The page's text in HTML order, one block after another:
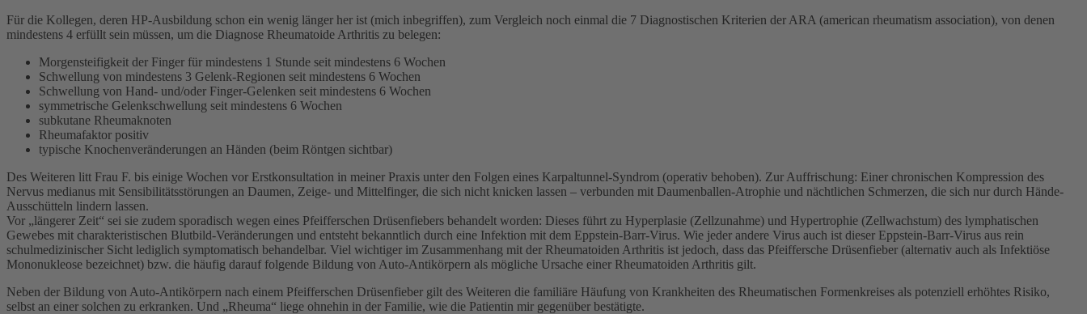
Für die Kollegen, deren HP-Ausbildung schon ein wenig länger her ist (mich inbegriffen), zum Vergleich noch einmal die 7 Diagnostischen Kriterien der ARA (american rheumatism association), von denen
mindestens 4 erfüllt sein müssen, um die Diagnose Rheumatoide Arthritis zu belegen:
Morgensteifigkeit der Finger für mindestens 1 Stunde seit mindestens 6 Wochen
Schwellung von mindestens 3 Gelenk-Regionen seit mindestens 6 Wochen
Schwellung von Hand- und/oder Finger-Gelenken seit mindestens 6 Wochen
symmetrische Gelenkschwellung seit mindestens 6 Wochen
subkutane Rheumaknoten
Rheumafaktor positiv
typische Knochenveränderungen an Händen (beim Röntgen sichtbar)
Des Weiteren litt Frau F. bis einige Wochen vor Erstkonsultation in meiner Praxis unter den Folgen eines Karpaltunnel-Syndrom (operativ behoben). Zur Auffrischung: Einer chronischen Kompression des
Nervus medianus mit Sensibilitätsstörungen an Daumen, Zeige- und Mittelfinger, die sich nicht knicken lassen – verbunden mit Daumenballen-Atrophie und nächtlichen Schmerzen, die sich nur durch Hände-
Ausschütteln lindern lassen.
Vor „längerer Zeit“ sei sie zudem sporadisch wegen eines Pfeifferschen Drüsenfiebers behandelt worden: Dieses führt zu Hyperplasie (Zellzunahme) und Hypertrophie (Zellwachstum) des lymphatischen
Gewebes mit charakteristischen Blutbild-Veränderungen und entsteht bekanntlich durch eine Infektion mit dem Eppstein-Barr-Virus. Wie jeder andere Virus auch ist dieser Eppstein-Barr-Virus aus rein
schulmedizinischer Sicht lediglich symptomatisch behandelbar. Viel wichtiger im Zusammenhang mit der Rheumatoiden Arthritis ist jedoch, dass das Pfeiffersche Drüsenfieber (alternativ auch als Infektiöse
Mononukleose bezeichnet) bzw. die häufig darauf folgende Bildung von Auto-Antikörpern als mögliche Ursache einer Rheumatoiden Arthritis gilt.
Neben der Bildung von Auto-Antikörpern nach einem Pfeifferschen Drüsenfieber gilt des Weiteren die familiäre Häufung von Krankheiten des Rheumatischen Formenkreises als potenziell erhöhtes Risiko,
selbst an einer solchen zu erkranken. Und „Rheuma“ liege ohnehin in der Familie, wie die Patientin mir gegenüber bestätigte.